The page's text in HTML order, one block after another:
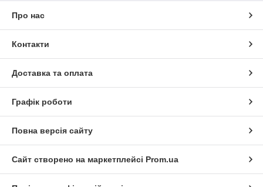
Про нас
Контакти
Доставка та оплата
Графік роботи
Повна версія сайту
Сайт створено на маркетплейсі Prom.ua